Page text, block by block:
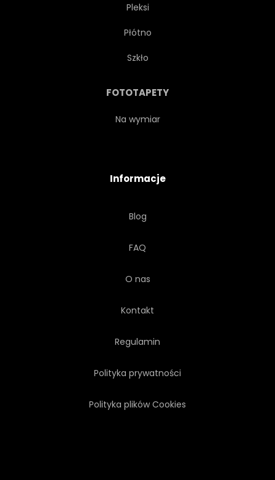
Pleksi
Płótno
Szkło
FOTOTAPETY
Na wymiar
Informacje
Blog
FAQ
O nas
Kontakt
Regulamin
Polityka prywatności
Polityka plików Cookies